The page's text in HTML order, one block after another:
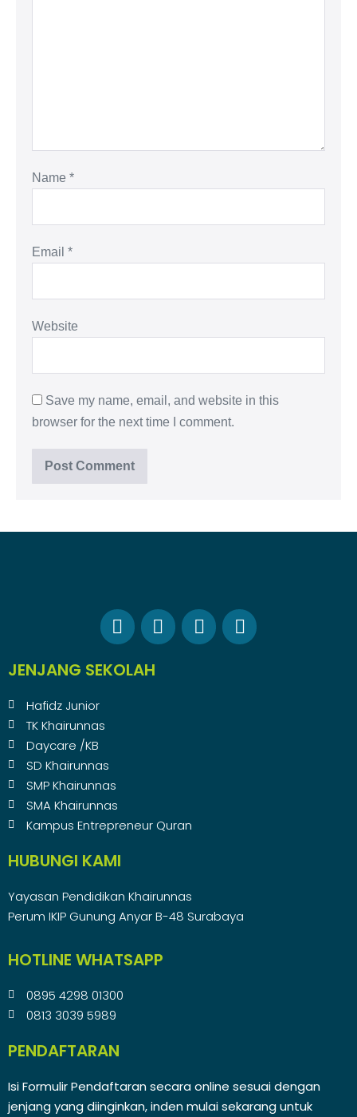
Name *
Email *
Website
Save my name, email, and website in this
browser for the next time I comment.
JENJANG SEKOLAH
Hafidz Junior
TK Khairunnas
Daycare /KB
SD Khairunnas
SMP Khairunnas
SMA Khairunnas
Kampus Entrepreneur Quran
HUBUNGI KAMI
Yayasan Pendidikan Khairunnas
Perum IKIP Gunung Anyar B-48 Surabaya
HOTLINE WHATSAPP
0895 4298 01300
0813 3039 5989
PENDAFTARAN
Isi Formulir Pendaftaran secara online sesuai dengan
jenjang yang diinginkan, inden mulai sekarang untuk